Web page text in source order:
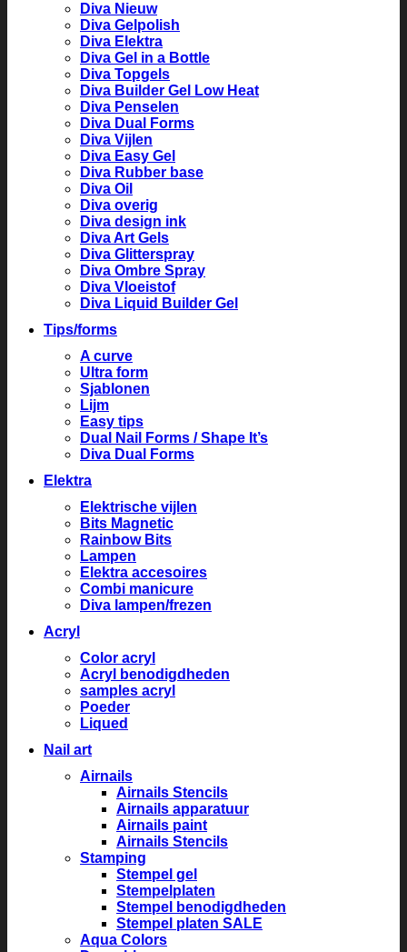
Diva Nieuw
Diva Gelpolish
Diva Elektra
Diva Gel in a Bottle
Diva Topgels
Diva Builder Gel Low Heat
Diva Penselen
Diva Dual Forms
Diva Vijlen
Diva Easy Gel
Diva Rubber base
Diva Oil
Diva overig
Diva design ink
Diva Art Gels
Diva Glitterspray
Diva Ombre Spray
Diva Vloeistof
Diva Liquid Builder Gel
Tips/forms
A curve
Ultra form
Sjablonen
Lijm
Easy tips
Dual Nail Forms / Shape It’s
Diva Dual Forms
Elektra
Elektrische vijlen
Bits Magnetic
Rainbow Bits
Lampen
Elektra accesoires
Combi manicure
Diva lampen/frezen
Acryl
Color acryl
Acryl benodigdheden
samples acryl
Poeder
Liqued
Nail art
Airnails
Airnails Stencils
Airnails apparatuur
Airnails paint
Airnails Stencils
Stamping
Stempel gel
Stempelplaten
Stempel benodigdheden
Stempel platen SALE
Aqua Colors